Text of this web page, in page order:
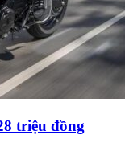
triệu đồng